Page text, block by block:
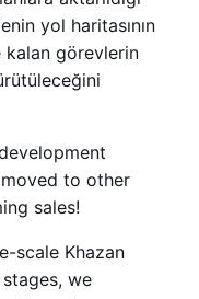
yol haritasının
kalan görevlerin
to other
sales!
scale Khazan
we